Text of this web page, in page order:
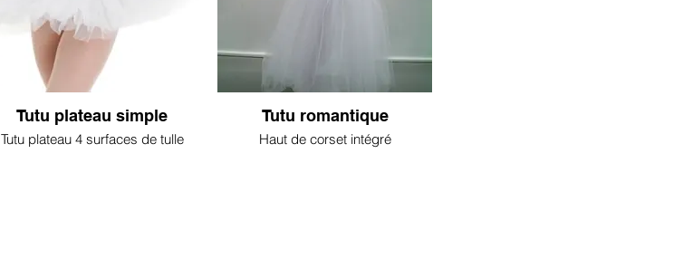
Tutu plateau simple
Tutu plateau 4 surfaces de tulle
Tutu romantique
Haut de corset intégré